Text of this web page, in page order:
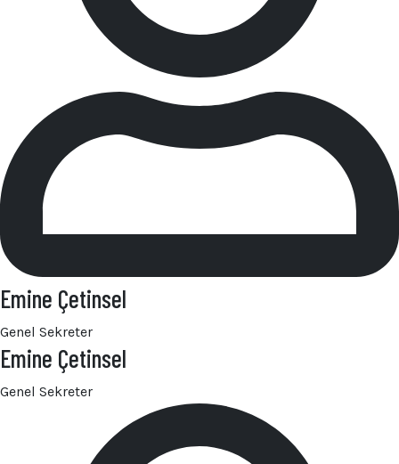
Emine Çetinsel
Genel Sekreter
Emine Çetinsel
Genel Sekreter